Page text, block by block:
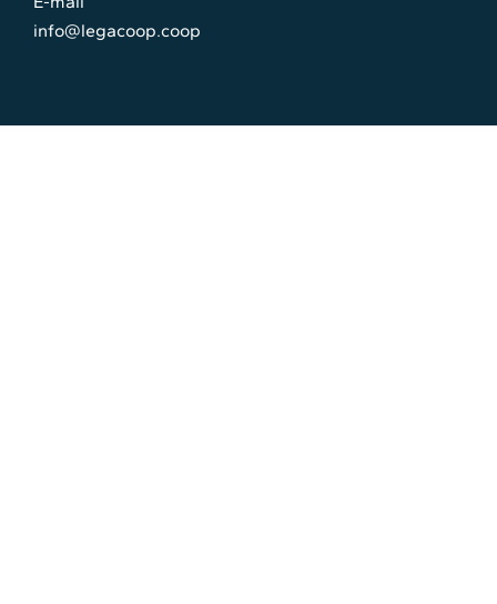
info@legacoop.coop